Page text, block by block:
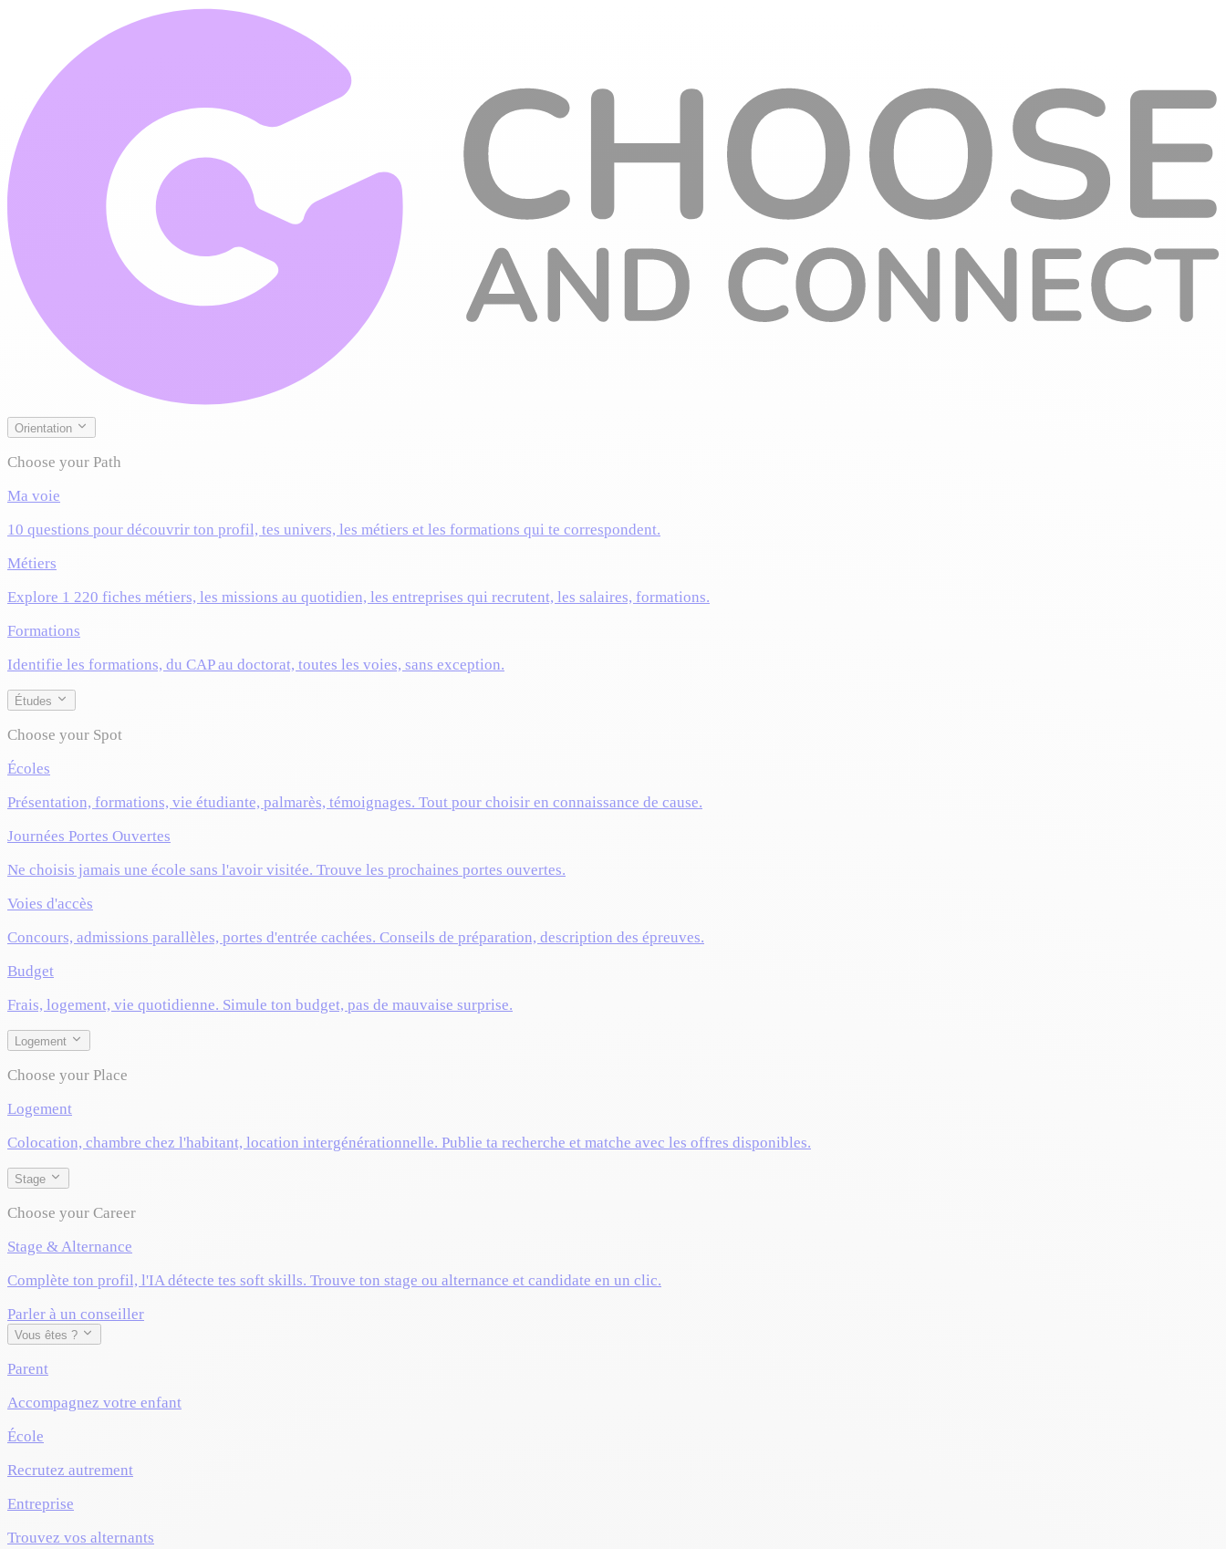
Orientation
Choose your Path
Ma voie
10 questions pour découvrir ton profil, tes univers, les métiers et les formations qui te correspondent.
Métiers
Explore 1 220 fiches métiers, les missions au quotidien, les entreprises qui recrutent, les salaires, formations.
Formations
Identifie les formations, du CAP au doctorat, toutes les voies, sans exception.
Études
Choose your Spot
Écoles
Présentation, formations, vie étudiante, palmarès, témoignages. Tout pour choisir en connaissance de cause.
Journées Portes Ouvertes
Ne choisis jamais une école sans l'avoir visitée. Trouve les prochaines portes ouvertes.
Voies d'accès
Concours, admissions parallèles, portes d'entrée cachées. Conseils de préparation, description des épreuves.
Budget
Frais, logement, vie quotidienne. Simule ton budget, pas de mauvaise surprise.
Logement
Choose your Place
Logement
Colocation, chambre chez l'habitant, location intergénérationnelle. Publie ta recherche et matche avec les offres disponibles.
Stage
Choose your Career
Stage & Alternance
Complète ton profil, l'IA détecte tes soft skills. Trouve ton stage ou alternance et candidate en un clic.
Parler à un conseiller
Vous êtes ?
Parent
Accompagnez votre enfant
École
Recrutez autrement
Entreprise
Trouvez vos alternants